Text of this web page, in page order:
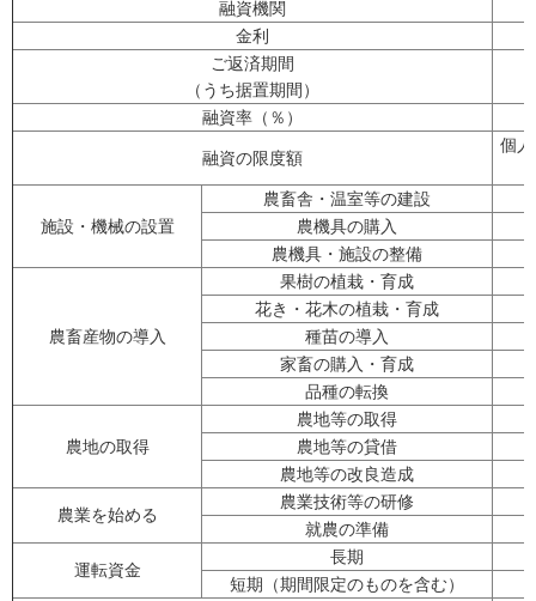
融資機関
金利
ご返済期間
（うち据置期間）
融資率（％）
融資の限度額
個
施設・機械の設置
農畜舎・温室等の建設
農機具の購入
農機具・施設の整備
農畜産物の導入
果樹の植栽・育成
花き・花木の植栽・育成
種苗の導入
家畜の購入・育成
品種の転換
農地の取得
農地等の取得
農地等の貸借
農地等の改良造成
農業を始める
農業技術等の研修
就農の準備
運転資金
長期
短期（期間限定のものを含む）